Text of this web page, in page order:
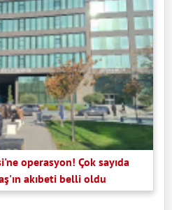
operasyon! Çok sayıda
akıbeti belli oldu